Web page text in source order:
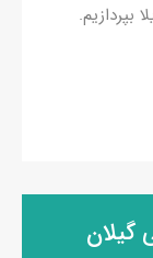
بپردازیم.